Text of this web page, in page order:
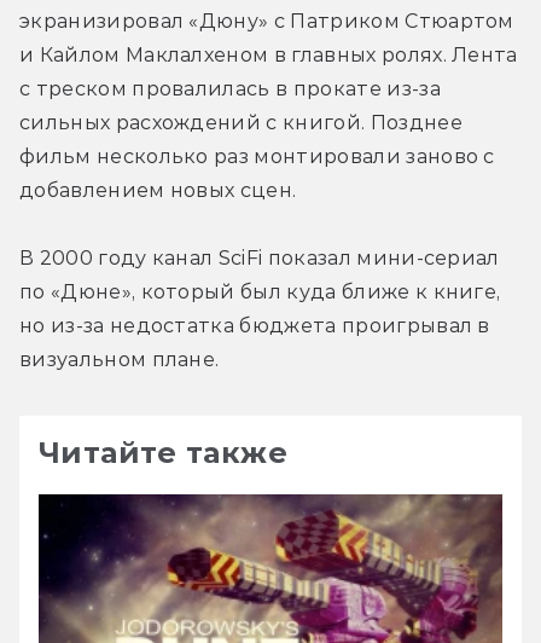
экранизировал «Дюну» с Патриком Стюартом
и Кайлом Маклалхеном в главных ролях. Лента
с треском провалилась в прокате из-за
сильных расхождений с книгой. Позднее
фильм несколько раз монтировали заново с
добавлением новых сцен.
В 2000 году канал SciFi показал мини-сериал
по «Дюне», который был куда ближе к книге,
но из-за недостатка бюджета проигрывал в
визуальном плане.
Читайте также